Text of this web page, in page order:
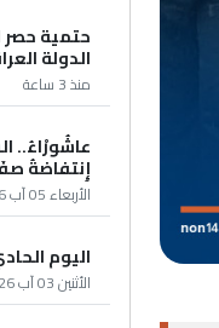
حتمية حصر
الدولة
منذ 3 ساعة
عاشُورْاءُ..
إِنتفاضةُ
الأربعاء 05 آب 2026
اليوم
الأثنين 03 آب 2026